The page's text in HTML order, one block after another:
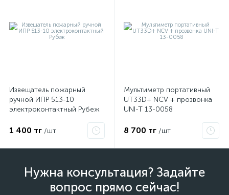
Извещатель пожарный
ручной ИПР 513-10
электроконтактный Рубеж
1 400 тг /шт
Мультиметр портативный
UT33D+ NCV + прозвонка
UNI-T 13-0058
8 700 тг /шт
Нужна консультация? Задайте
вопрос прямо сейчас!